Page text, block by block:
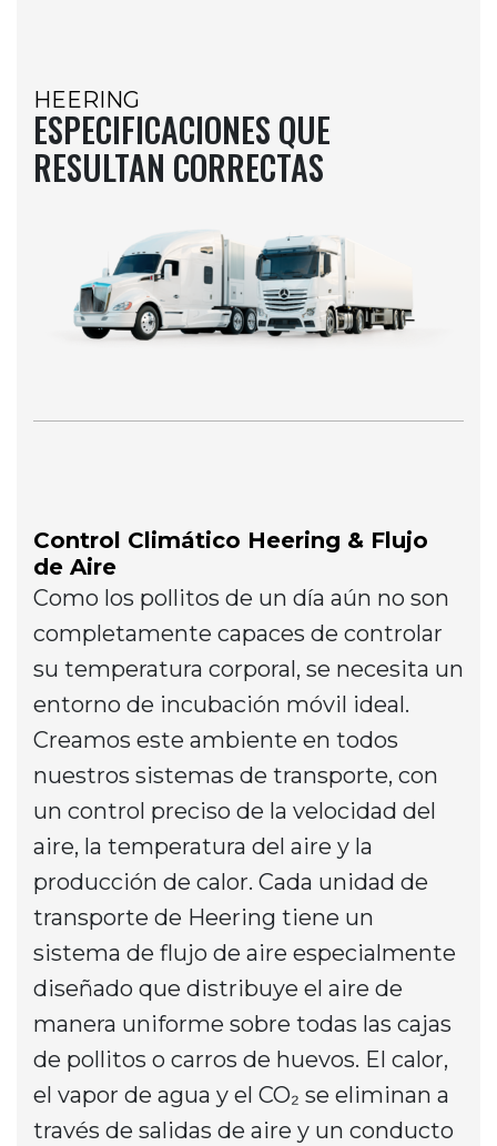
HEERING
ESPECIFICACIONES QUE
RESULTAN CORRECTAS
Control Climático Heering & Flujo
de Aire
Como los pollitos de un día aún no son
completamente capaces de controlar
su temperatura corporal, se necesita un
entorno de incubación móvil ideal.
Creamos este ambiente en todos
nuestros sistemas de transporte, con
un control preciso de la velocidad del
aire, la temperatura del aire y la
producción de calor. Cada unidad de
transporte de Heering tiene un
sistema de flujo de aire especialmente
diseñado que distribuye el aire de
manera uniforme sobre todas las cajas
de pollitos o carros de huevos. El calor,
el vapor de agua y el CO₂ se eliminan a
través de salidas de aire y un conducto